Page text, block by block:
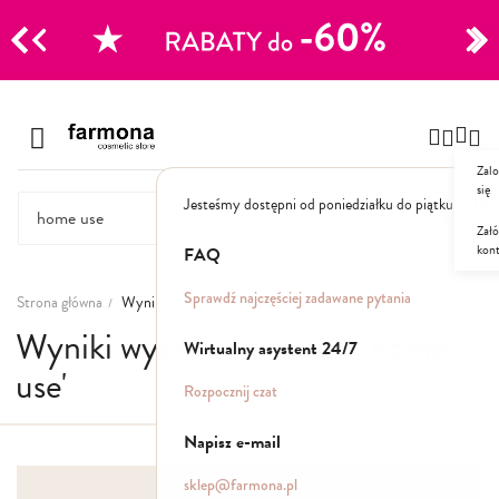
treści
Jesteśmy dostępni od poniedziałku do piątku:
FAQ
Sprawdź najczęściej zadawane pytania
Wirtualny asystent 24/7
Rozpocznij czat
Napisz e-mail
sklep@farmona.pl
się
Szampony
Specjalistyczne
Odżywki, maski, serum
Peelingi do skóry głowy
Mgiełki
Strona główna Wyniki wyszukiwania dla: 'home use'
Wyniki wyszukiwania dla: 'home
use'